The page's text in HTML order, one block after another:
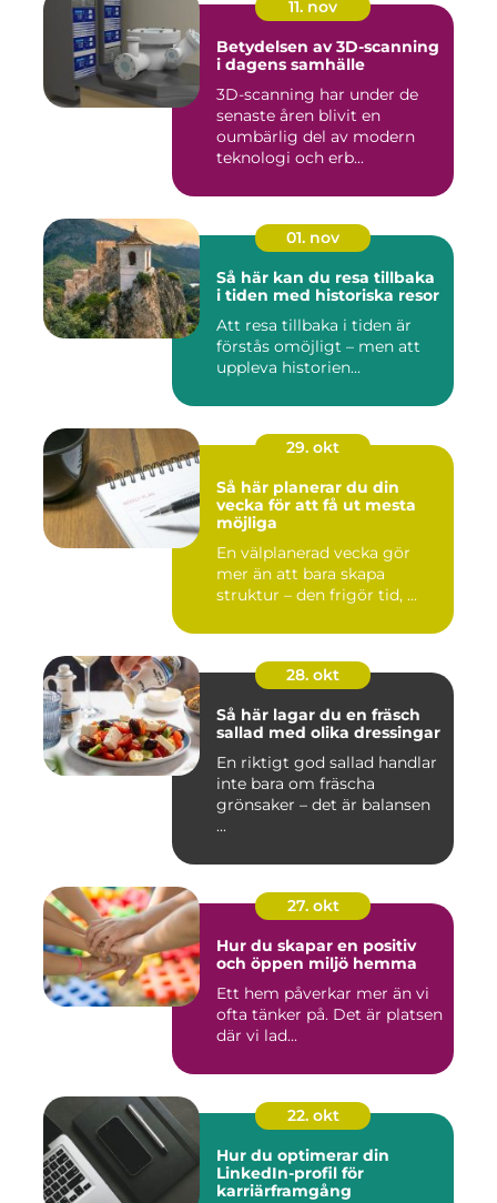
11. nov
Betydelsen av 3D-scanning
i dagens samhälle
3D-scanning har under de
senaste åren blivit en
oumbärlig del av modern
teknologi och erb...
01. nov
Så här kan du resa tillbaka
i tiden med historiska resor
Att resa tillbaka i tiden är
förstås omöjligt – men att
uppleva historien...
29. okt
Så här planerar du din
vecka för att få ut mesta
möjliga
En välplanerad vecka gör
mer än att bara skapa
struktur – den frigör tid, ...
28. okt
Så här lagar du en fräsch
sallad med olika dressingar
En riktigt god sallad handlar
inte bara om fräscha
grönsaker – det är balansen
...
27. okt
Hur du skapar en positiv
och öppen miljö hemma
Ett hem påverkar mer än vi
ofta tänker på. Det är platsen
där vi lad...
22. okt
Hur du optimerar din
LinkedIn-profil för
karriärframgång